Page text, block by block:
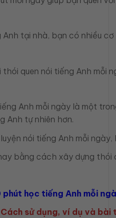
Anh tại nhà, bạn có nhiều
quen nói tiếng Anh mỗi
Anh mỗi ngày là một
Anh tự nhiên hơn.
nói tiếng Anh mỗi
bằng cách xây dựng
học tiếng Anh mỗi
sử dụng, ví dụ và bài